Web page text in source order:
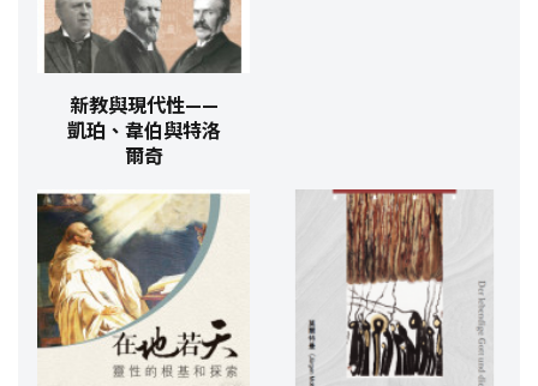
新教與現代性——
凱珀、韋伯與特洛
爾奇